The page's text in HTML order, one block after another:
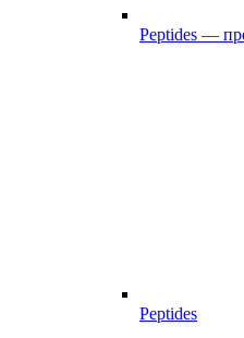
Peptides —
Peptides